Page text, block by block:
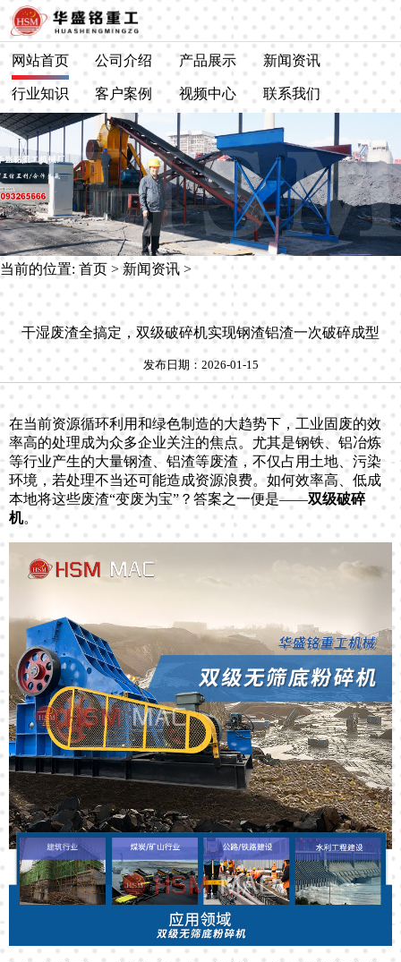
网站首页 公司介绍 产品展示 新闻资讯
行业知识 客户案例 视频中心 联系我们
当前的位置: 首页 >新闻资讯 >
干湿废渣全搞定，双级破碎机实现钢渣铝渣一次破碎成型
发布日期：2026-01-15
在当前资源循环利用和绿色制造的大趋势下，工业固废的效
率高的处理成为众多企业关注的焦点。尤其是钢铁、铝冶炼
等行业产生的大量钢渣、铝渣等废渣，不仅占用土地、污染
环境，若处理不当还可能造成资源浪费。如何效率高、低成
本地将这些废渣“变废为宝”？答案之一便是——双级破碎
机。